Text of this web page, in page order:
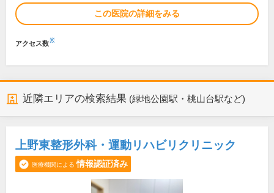
この医院の詳細をみる
アクセス数※
近隣エリアの検索結果 (緑地公園駅・桃山台駅など)
上野東整形外科・運動リハビリクリニック
医療機関による 情報認証済み